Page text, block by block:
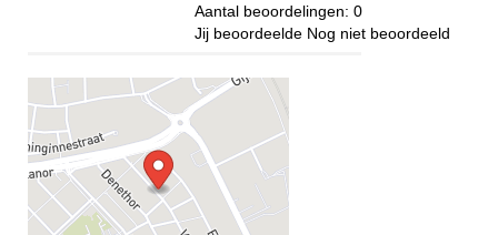
Aantal beoordelingen: 0
Jij beoordeelde Nog niet beoordeeld